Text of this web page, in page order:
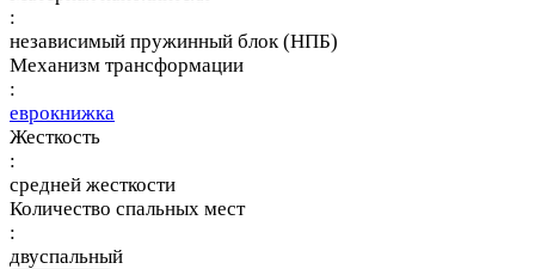
:
независимый пружинный блок (НПБ)
Механизм трансформации
:
еврокнижка
Жесткость
:
средней жесткости
Количество спальных мест
:
двуспальный